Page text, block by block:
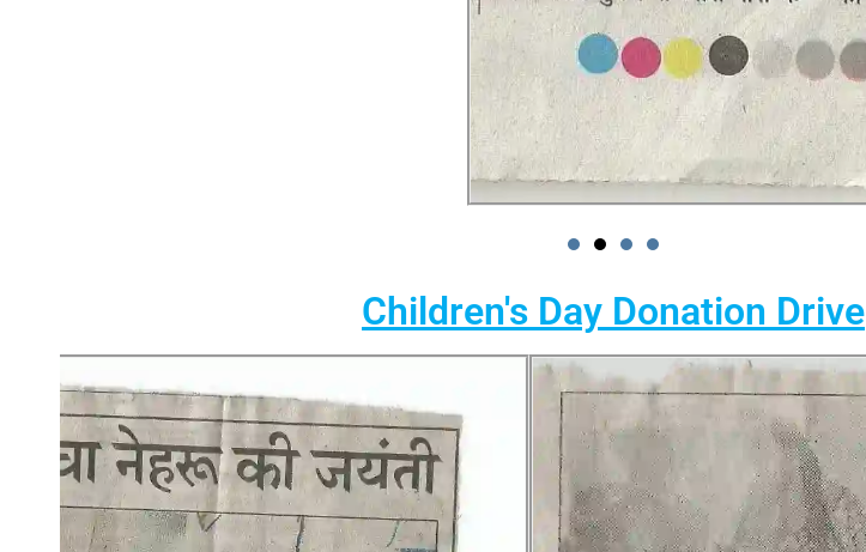
Children's Day Donation Drive